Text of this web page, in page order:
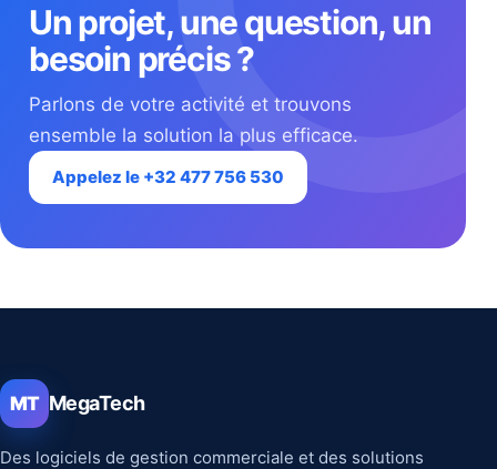
Un projet, une question, un
besoin précis ?
Parlons de votre activité et trouvons
ensemble la solution la plus efficace.
Appelez le +32 477 756 530
MT MegaTech
Des logiciels de gestion commerciale et des solutions